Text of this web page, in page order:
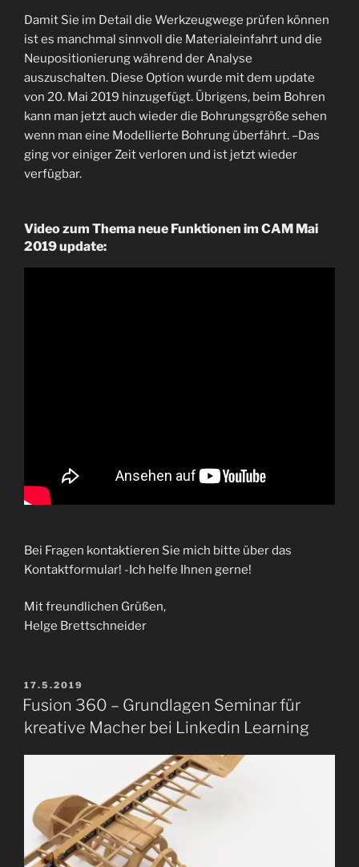
Damit Sie im Detail die Werkzeugwege prüfen können
ist es manchmal sinnvoll die Materialeinfahrt und die
Neupositionierung während der Analyse
auszuschalten. Diese Option wurde mit dem update
von 20. Mai 2019 hinzugefügt. Übrigens, beim Bohren
kann man jetzt auch wieder die Bohrungsgröße sehen
wenn man eine Modellierte Bohrung überfährt. –Das
ging vor einiger Zeit verloren und ist jetzt wieder
verfügbar.
Video zum Thema neue Funktionen im CAM Mai
2019 update:
Bei Fragen kontaktieren Sie mich bitte über das
Kontaktformular! -Ich helfe Ihnen gerne!
Mit freundlichen Grüßen,
Helge Brettschneider
VERÖFFENTLICHT
AM
17.5.2019
Fusion 360 – Grundlagen Seminar für
kreative Macher bei Linkedin Learning